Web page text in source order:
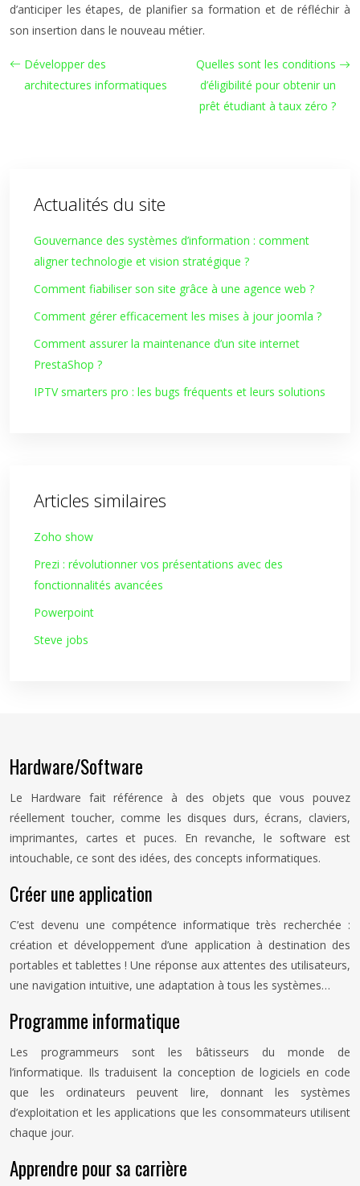
d’anticiper les étapes, de planifier sa formation et de réfléchir à
son insertion dans le nouveau métier.
Développer des
architectures informatiques
Quelles sont les conditions
d’éligibilité pour obtenir un
prêt étudiant à taux zéro ?
Actualités du site
Gouvernance des systèmes d’information : comment
aligner technologie et vision stratégique ?
Comment fiabiliser son site grâce à une agence web ?
Comment gérer efficacement les mises à jour joomla ?
Comment assurer la maintenance d’un site internet
PrestaShop ?
IPTV smarters pro : les bugs fréquents et leurs solutions
Articles similaires
Zoho show
Prezi : révolutionner vos présentations avec des
fonctionnalités avancées
Powerpoint
Steve jobs
Hardware/Software
Le Hardware fait référence à des objets que vous pouvez
réellement toucher, comme les disques durs, écrans, claviers,
imprimantes, cartes et puces. En revanche, le software est
intouchable, ce sont des idées, des concepts informatiques.
Créer une application
C’est devenu une compétence informatique très recherchée :
création et développement d’une application à destination des
portables et tablettes ! Une réponse aux attentes des utilisateurs,
une navigation intuitive, une adaptation à tous les systèmes…
Programme informatique
Les programmeurs sont les bâtisseurs du monde de
l’informatique. Ils traduisent la conception de logiciels en code
que les ordinateurs peuvent lire, donnant les systèmes
d’exploitation et les applications que les consommateurs utilisent
chaque jour.
Apprendre pour sa carrière